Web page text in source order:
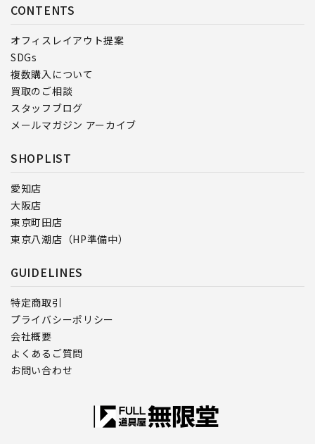
CONTENTS
オフィスレイアウト提案
SDGs
複数購入について
買取のご相談
スタッフブログ
メールマガジン アーカイブ
SHOPLIST
愛知店
大阪店
東京町田店
東京八潮店（HP準備中）
GUIDELINES
特定商取引
プライバシーポリシー
会社概要
よくあるご質問
お問い合わせ